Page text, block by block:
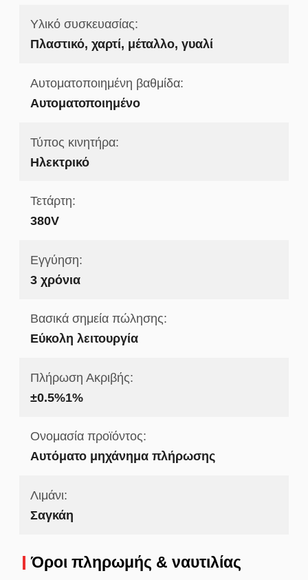
Υλικό συσκευασίας:
Πλαστικό, χαρτί, μέταλλο, γυαλί
Αυτοματοποιημένη βαθμίδα:
Αυτοματοποιημένο
Τύπος κινητήρα:
Ηλεκτρικό
Τετάρτη:
380V
Εγγύηση:
3 χρόνια
Βασικά σημεία πώλησης:
Εύκολη λειτουργία
Πλήρωση Ακριβής:
±0.5%1%
Ονομασία προϊόντος:
Αυτόματο μηχάνημα πλήρωσης
Λιμάνι:
Σαγκάη
Όροι πληρωμής & ναυτιλίας